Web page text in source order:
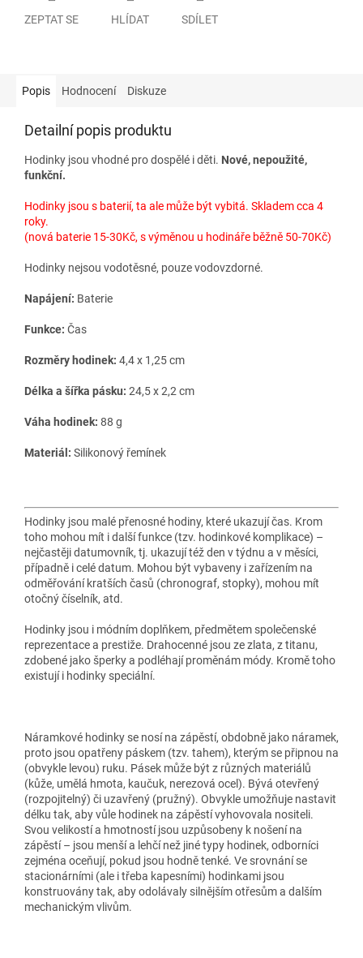
ZEPTAT SE HLÍDAT SDÍLET
Popis Hodnocení Diskuze
Detailní popis produktu
Hodinky jsou vhodné pro dospělé i děti. Nové, nepoužité,
funkční.
Hodinky jsou s baterií, ta ale může být vybitá. Skladem cca 4
roky.
(nová baterie 15-30Kč, s výměnou u hodináře běžně 50-70Kč)
Hodinky nejsou vodotěsné, pouze vodovzdorné.
Napájení: Baterie
Funkce: Čas
Rozměry hodinek: 4,4 x 1,25 cm
Délka a šířka pásku: 24,5 x 2,2 cm
Váha hodinek: 88 g
Materiál: Silikonový řemínek
Hodinky jsou malé přenosné hodiny, které ukazují čas. Krom
toho mohou mít i další funkce (tzv. hodinkové komplikace) –
nejčastěji datumovník, tj. ukazují též den v týdnu a v měsíci,
případně i celé datum. Mohou být vybaveny i zařízením na
odměřování kratších časů (chronograf, stopky), mohou mít
otočný číselník, atd.
Hodinky jsou i módním doplňkem, předmětem společenské
reprezentace a prestiže. Drahocenné jsou ze zlata, z titanu,
zdobené jako šperky a podléhají proměnám módy. Kromě toho
existují i hodinky speciální.
Náramkové hodinky se nosí na zápěstí, obdobně jako náramek,
proto jsou opatřeny páskem (tzv. tahem), kterým se připnou na
(obvykle levou) ruku. Pásek může být z různých materiálů
(kůže, umělá hmota, kaučuk, nerezová ocel). Bývá otevřený
(rozpojitelný) či uzavřený (pružný). Obvykle umožňuje nastavit
délku tak, aby vůle hodinek na zápěstí vyhovovala nositeli.
Svou velikostí a hmotností jsou uzpůsobeny k nošení na
zápěstí – jsou menší a lehčí než jiné typy hodinek, odborníci
zejména oceňují, pokud jsou hodně tenké. Ve srovnání se
stacionárními (ale i třeba kapesními) hodinkami jsou
konstruovány tak, aby odolávaly silnějším otřesům a dalším
mechanickým vlivům.